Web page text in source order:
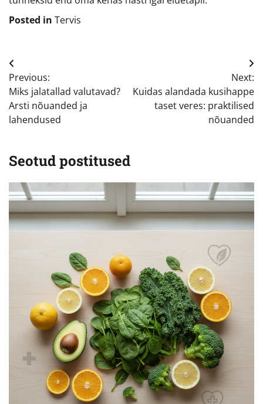
Posted in Tervis
Navigeerimine
Previous:
Miks jalatallad valutavad?
Arsti nõuanded ja
lahendused
Next:
Kuidas alandada kusihappe
taset veres: praktilised
nõuanded
Seotud postitused